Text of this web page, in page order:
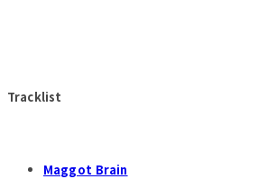
Tracklist
Maggot Brain